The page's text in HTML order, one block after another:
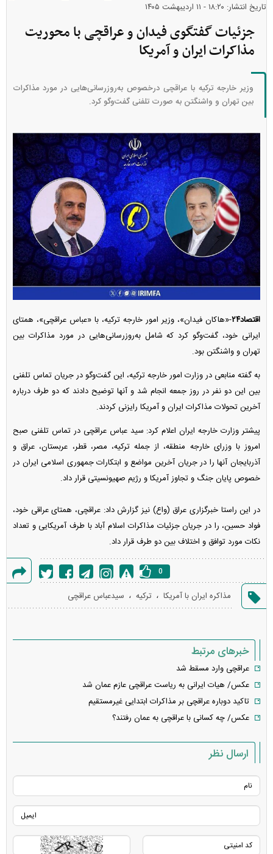
تاریخ انتشار: ۱۸:۲۰ - ۱۱ ارديبهشت ۱۴۰۵
جزئیات گفتگوی فیدان و عراقچی با محوریت
مذاکرات ایران و آمریکا
وزیر خارجه ترکیه با عراقچی درخصوص به‌روزرسانی‌هایی در مورد مذاکرات
بین تهران و واشنگتن به صورت تلفنی گفت‌و‌گو کرد.
اقتصاد۲۴
-«هاکان فیدان»، وزیر امور خارجه ترکیه، با «عباس عراقچی»، همتای
ایرانی خود، گفت‌و‌گو کرد که شامل به‌روزرسانی‌هایی در مورد مذاکرات بین
تهران و واشنگتن بود.
به گفته منابعی در وزارت امور خارجه ترکیه، این گفت‌و‌گو در جریان تماس تلفنی
بین این دو نفر در روز جمعه انجام شد و آنها توضیح دادند که دو طرف درباره
آخرین تحولات مذاکرات ایران و آمریکا رایزنی کردند.
پیشتر وزارت خارجه ایران اعلام کرد: سید عباس عراقچی در تماس تلفنی صبح
امروز با وزرای خارجه منطقه، از جمله ترکیه، مصر، قطر، عربستان، عراق و
آذربایجان آنها را در جریان آخرین مواضع و ابتکارات جمهوری اسلامی ایران در
خصوص پایان جنگ و تجاوز آمریکا و رژیم صهیونسیتی قرار داد.
در این راستا خبرگزاری عراق (واع) نیز گزارش داد: عراقچی، همتای عراقی خود،
فواد حسین، را در جریان جزئیات مذاکرات اسلام آباد با طرف آمریکایی و تعداد
نکات مورد توافق و اختلاف بین دو طرف قرار داد.
گزارش
خطا
0
مذاکره ایران با آمریکا ، ترکیه ، سیدعباس عراقچی
خبرهای مرتبط
عراقچی وارد مسقط شد
عکس/ هیات ایرانی به ریاست عراقچی عازم عمان شد
تاکید دوباره عراقچی بر مذاکرات ابتدایی غیرمستقیم
عکس/ چه کسانی با عراقچی به عمان رفتند؟
ارسال نظر